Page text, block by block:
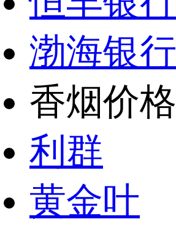
渤海银行
香烟价格
利群
黄金叶